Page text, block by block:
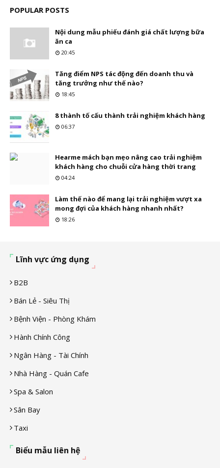
POPULAR POSTS
Nội dung mẫu phiếu đánh giá chất lượng bữa
ăn ca
20:45
Tăng điểm NPS tác động đến doanh thu và
tăng trưởng như thế nào?
18:45
8 thành tố cấu thành trải nghiệm khách hàng
06:37
Hearme mách bạn mẹo nâng cao trải nghiệm
khách hàng cho chuỗi cửa hàng thời trang
04:24
Làm thế nào để mang lại trải nghiệm vượt xa
mong đợi của khách hàng nhanh nhất?
18:26
Lĩnh vực ứng dụng
B2B
Bán Lẻ - Siêu Thị
Bệnh Viện - Phòng Khám
Hành Chính Công
Ngân Hàng - Tài Chính
Nhà Hàng - Quán Cafe
Spa & Salon
Sân Bay
Taxi
Biểu mẫu liên hệ